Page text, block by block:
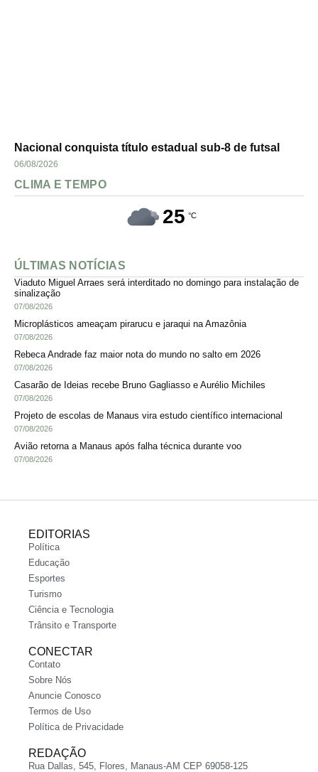
Nacional conquista título estadual sub-8 de futsal
06/08/2026
CLIMA E TEMPO
25 °C
ÚLTIMAS NOTÍCIAS
Viaduto Miguel Arraes será interditado no domingo para instalação de
sinalização
07/08/2026
Microplásticos ameaçam pirarucu e jaraqui na Amazônia
07/08/2026
Rebeca Andrade faz maior nota do mundo no salto em 2026
07/08/2026
Casarão de Ideias recebe Bruno Gagliasso e Aurélio Michiles
07/08/2026
Projeto de escolas de Manaus vira estudo científico internacional
07/08/2026
Avião retorna a Manaus após falha técnica durante voo
07/08/2026
EDITORIAS
Política
Educação
Esportes
Turismo
Ciência e Tecnologia
Trânsito e Transporte
CONECTAR
Contato
Sobre Nós
Anuncie Conosco
Termos de Uso
Política de Privacidade
REDAÇÃO
Rua Dallas, 545, Flores, Manaus-AM CEP 69058-125